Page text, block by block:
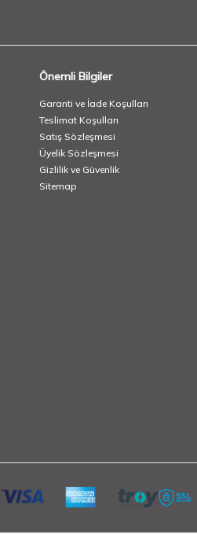
Önemli Bilgiler
Garanti ve İade Koşulları
Teslimat Koşulları
Satış Sözleşmesi
Üyelik Sözleşmesi
Gizlilik ve Güvenlik
Sitemap